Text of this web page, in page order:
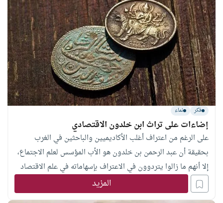
فكر نماء
إضاءات على تراث ابن خلدون الاقتصادي
على الرغم من اعتراف أغلب الأكاديميين والباحثين في الغرب
بحقيقة أن عبد الرحمن بن خلدون هو الأب المؤسس لعلم الاجتماع،
إلا أنهم ما زالوا يتردوون في الاعتراف بإسهاماته في علم الاقتصاد
الذي وضع ابن خلدون العديد من أسسه وقد بدا ذالك واضحا من
خلال ما كتب عنه في كتابه “المقدمة”، بدأ الغربيون اهتمامهم بتراث
المزيد